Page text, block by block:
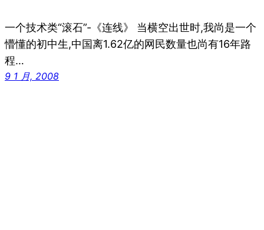
一个技术类“滚石”-《连线》 当横空出世时,我尚是一个
懵懂的初中生,中国离1.62亿的网民数量也尚有16年路
程…
9 1 月, 2008